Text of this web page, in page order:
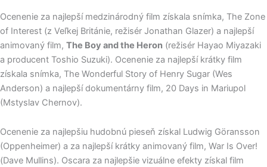
Ocenenie za najlepší medzinárodný film získala snímka, The Zone
of Interest (z Veľkej Británie, režisér Jonathan Glazer​) a najlepší
animovaný film, The Boy and the Heron (režisér Hayao Miyazaki
a producent Toshio Suzuki​). Ocenenie za najlepší krátky film
získala snímka, The Wonderful Story of Henry Sugar (Wes
Anderson) a najlepší dokumentárny film, 20 Days in Mariupol
(Mstyslav Chernov).
Ocenenie za najlepšiu hudobnú pieseň získal Ludwig Göransson
(Oppenheimer) a za najlepší krátky animovaný film, War Is Over!
(Dave Mullins). Oscara za najlepšie vizuálne efekty získal film